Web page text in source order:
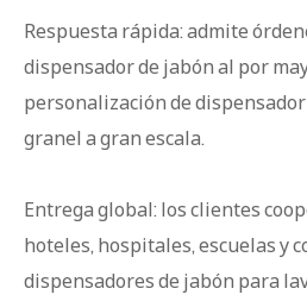
Respuesta rápida: admite
dispensador de jabón al por
personalización de
granel a gran escala.
Entrega global: los clientes
hoteles, hospitales, escuelas y
dispensadores de jabón para